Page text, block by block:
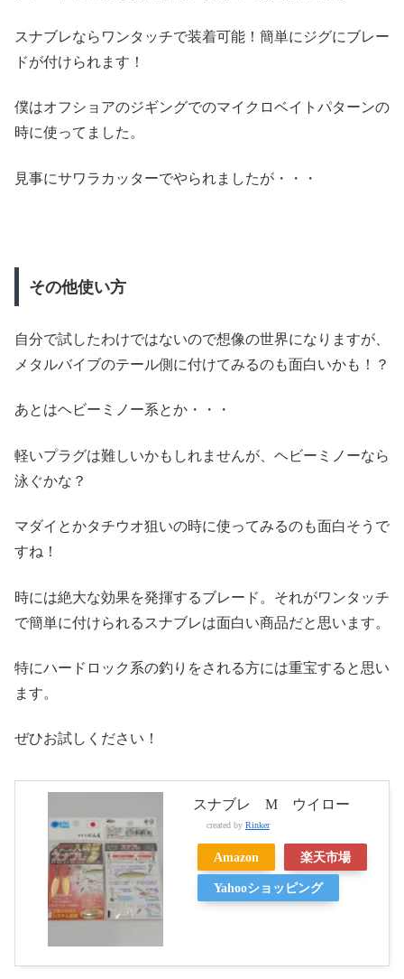
スナブレならワンタッチで装着可能！簡単にジグにブレー
ドが付けられます！
僕はオフショアのジギングでのマイクロベイトパターンの
時に使ってました。
見事にサワラカッターでやられましたが・・・
その他使い方
自分で試したわけではないので想像の世界になりますが、
メタルバイブのテール側に付けてみるのも面白いかも！？
あとはヘビーミノー系とか・・・
軽いプラグは難しいかもしれませんが、ヘビーミノーなら
泳ぐかな？
マダイとかタチウオ狙いの時に使ってみるのも面白そうで
すね！
時には絶大な効果を発揮するブレード。それがワンタッチ
で簡単に付けられるスナブレは面白い商品だと思います。
特にハードロック系の釣りをされる方には重宝すると思い
ます。
ぜひお試しください！
スナブレ M ウイロー
created by Rinker
Amazon 楽天市場
Yahooショッピング